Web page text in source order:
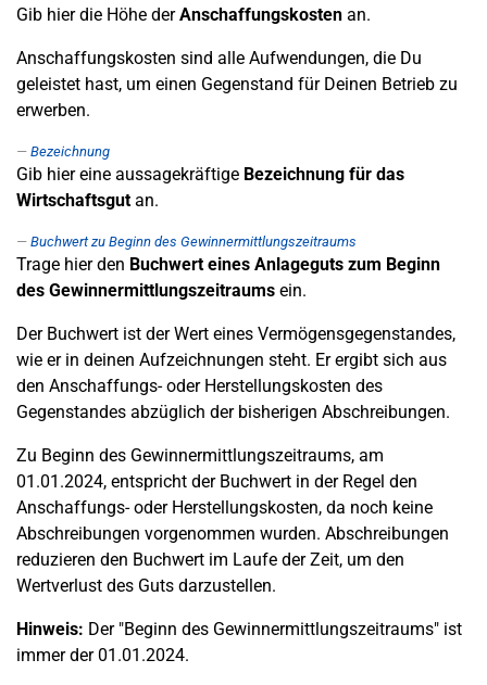
Gib hier die Höhe derAnschaffungskosten an.
Anschaffungskosten sind alle Aufwendungen, die Du
geleistet hast, um einen Gegenstand für Deinen Betrieb zu
erwerben.
Bezeichnung
Gib hier eine aussagekräftige Bezeichnung für das
Wirtschaftsgutan.
Buchwert zu Beginn des Gewinnermittlungszeitraums
Trage hier den Buchwert eines Anlageguts zum Beginn
des Gewinnermittlungszeitraums ein.
Der Buchwert ist der Wert eines Vermögensgegenstandes,
wie er in deinen Aufzeichnungen steht. Er ergibt sich aus
den Anschaffungs- oder Herstellungskosten des
Gegenstandes abzüglich der bisherigen Abschreibungen.
Zu Beginn des Gewinnermittlungszeitraums, am
01.01.2024, entspricht der Buchwert in der Regel den
Anschaffungs- oder Herstellungskosten, da noch keine
Abschreibungen vorgenommen wurden. Abschreibungen
reduzieren den Buchwert im Laufe der Zeit, um den
Wertverlust des Guts darzustellen.
Hinweis: Der "Beginn des Gewinnermittlungszeitraums" ist
immer der 01.01.2024.